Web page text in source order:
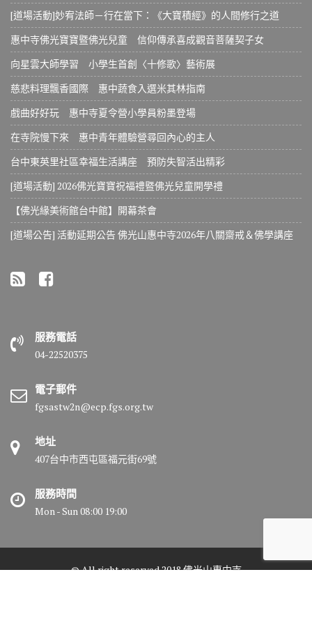
[道場活動]妙宥法師－行在當下：《大寶積經》的人間修行之道
惠中寺佛光寶寶暨佛光兒童 信仰傳承喜成觀音菩薩契子女
向星雲大師學習 小學生首創〈十修歌〉藝術展
慈悲料理飄香國際 惠中蔬食入選米其林指南
戲曲好好玩 惠中寺夏令營小學員粉墨登場
在寺院慢下來 惠中青年體驗營尋回內心的主人
台中東英里社區幸福生活講座 預防失智活出精彩
[道場活動] 2026佛光寶寶祝福禮暨佛光兒童開學禮
【佛光緣美術館台中館】開幕茶會
[道場公告] 活動延期公告 佛光山惠中寺2026年八關齋戒＆佛學講座
服務電話
04-22520375
電子郵件
fgsastw2n@ecp.fgs.org.tw
地址
407台中市西屯區福元街69號
服務時間
Mon - Sun 08:00 19:00
© All right reserved 2018 佛光山惠中寺